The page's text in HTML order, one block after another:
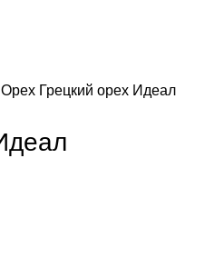
Орех Грецкий орех Идеал